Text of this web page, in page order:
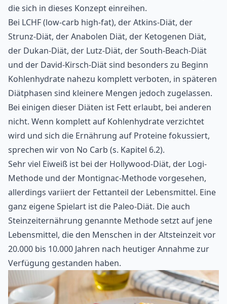
die sich in dieses Konzept einreihen.
Bei LCHF (low-carb high-fat), der Atkins-Diät, der
Strunz-Diät, der Anabolen Diät, der Ketogenen Diät,
der Dukan-Diät, der Lutz-Diät, der South-Beach-Diät
und der David-Kirsch-Diät sind besonders zu Beginn
Kohlenhydrate nahezu komplett verboten, in späteren
Diätphasen sind kleinere Mengen jedoch zugelassen.
Bei einigen dieser Diäten ist Fett erlaubt, bei anderen
nicht. Wenn komplett auf Kohlenhydrate verzichtet
wird und sich die Ernährung auf Proteine fokussiert,
sprechen wir von No Carb (s. Kapitel 6.2).
Sehr viel Eiweiß ist bei der Hollywood-Diät, der Logi-
Methode und der Montignac-Methode vorgesehen,
allerdings variiert der Fettanteil der Lebensmittel. Eine
ganz eigene Spielart ist die Paleo-Diät. Die auch
Steinzeiternährung genannte Methode setzt auf jene
Lebensmittel, die den Menschen in der Altsteinzeit vor
20.000 bis 10.000 Jahren nach heutiger Annahme zur
Verfügung gestanden haben.